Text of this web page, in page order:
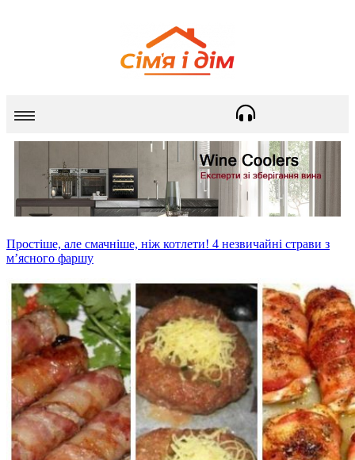
Простіше, але смачніше, ніж котлети! 4 незвичайні страви з
м’ясного фаршу